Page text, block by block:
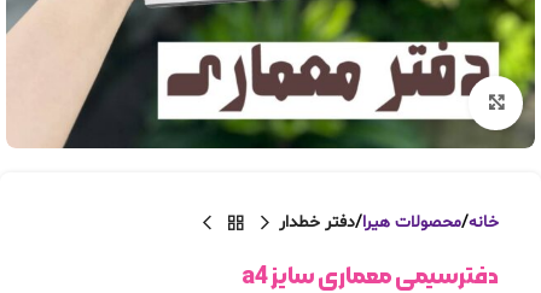
بزرگنمایی تصویر
خانه محصولات هیرا دفتر خطدار
دفترسیمی معماری سایز a4